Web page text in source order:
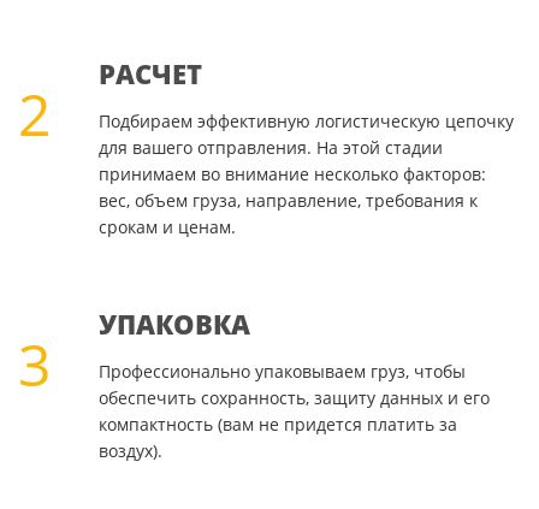
2
РАСЧЕТ
Подбираем эффективную логистическую цепочку
для вашего отправления. На этой стадии
принимаем во внимание несколько факторов:
вес, объем груза, направление, требования к
срокам и ценам.
3
УПАКОВКА
Профессионально упаковываем груз, чтобы
обеспечить сохранность, защиту данных и его
компактность (вам не придется платить за
воздух).